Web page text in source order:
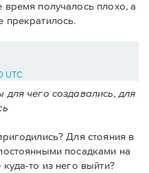
получалось плохо, а
прекратилось.
UTC
для чего создавались, для
Для стояния в
посадками на
то из него выйти?